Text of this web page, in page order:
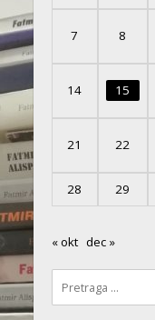
7 8
14 15
21 22
28 29
« okt dec »